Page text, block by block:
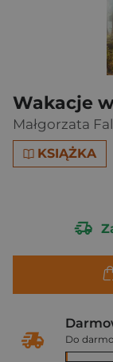
Wakacje
Małgorzata
KSIĄŻKA
Do